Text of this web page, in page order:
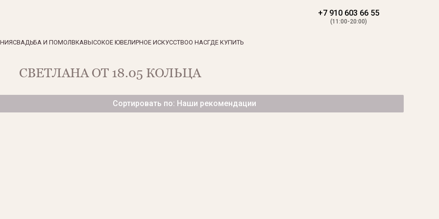
+7 910 603 66 55
(11:00-20:00)
СВАДЬБА И ПОМОЛВКАВЫСОКОЕ ЮВЕЛИРНОЕ ИСКУССТВОО НАСГДЕ КУПИТЬ
СВЕТЛАНА ОТ 18.05 КОЛЬЦА
Сортировать по: Наши рекомендации